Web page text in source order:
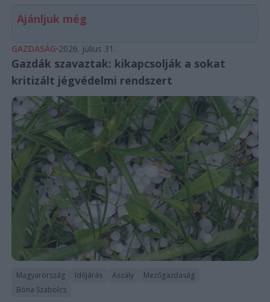
Ajánljuk még
GAZDASÁG 2026. július 31.
Gazdák szavaztak: kikapcsolják a sokat
kritizált jégvédelmi rendszert
Magyarország Időjárás Aszály
Mezőgazdaság
Bóna Szabolcs